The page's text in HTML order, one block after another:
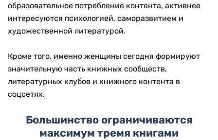
образовательное потребление контента, активнее
интересуются психологией, саморазвитием и
художественной литературой.
Кроме того, именно женщины сегодня формируют
значительную часть книжных сообществ,
литературных клубов и книжного контента в
соцсетях.
Большинство ограничиваются
максимум тремя книгами